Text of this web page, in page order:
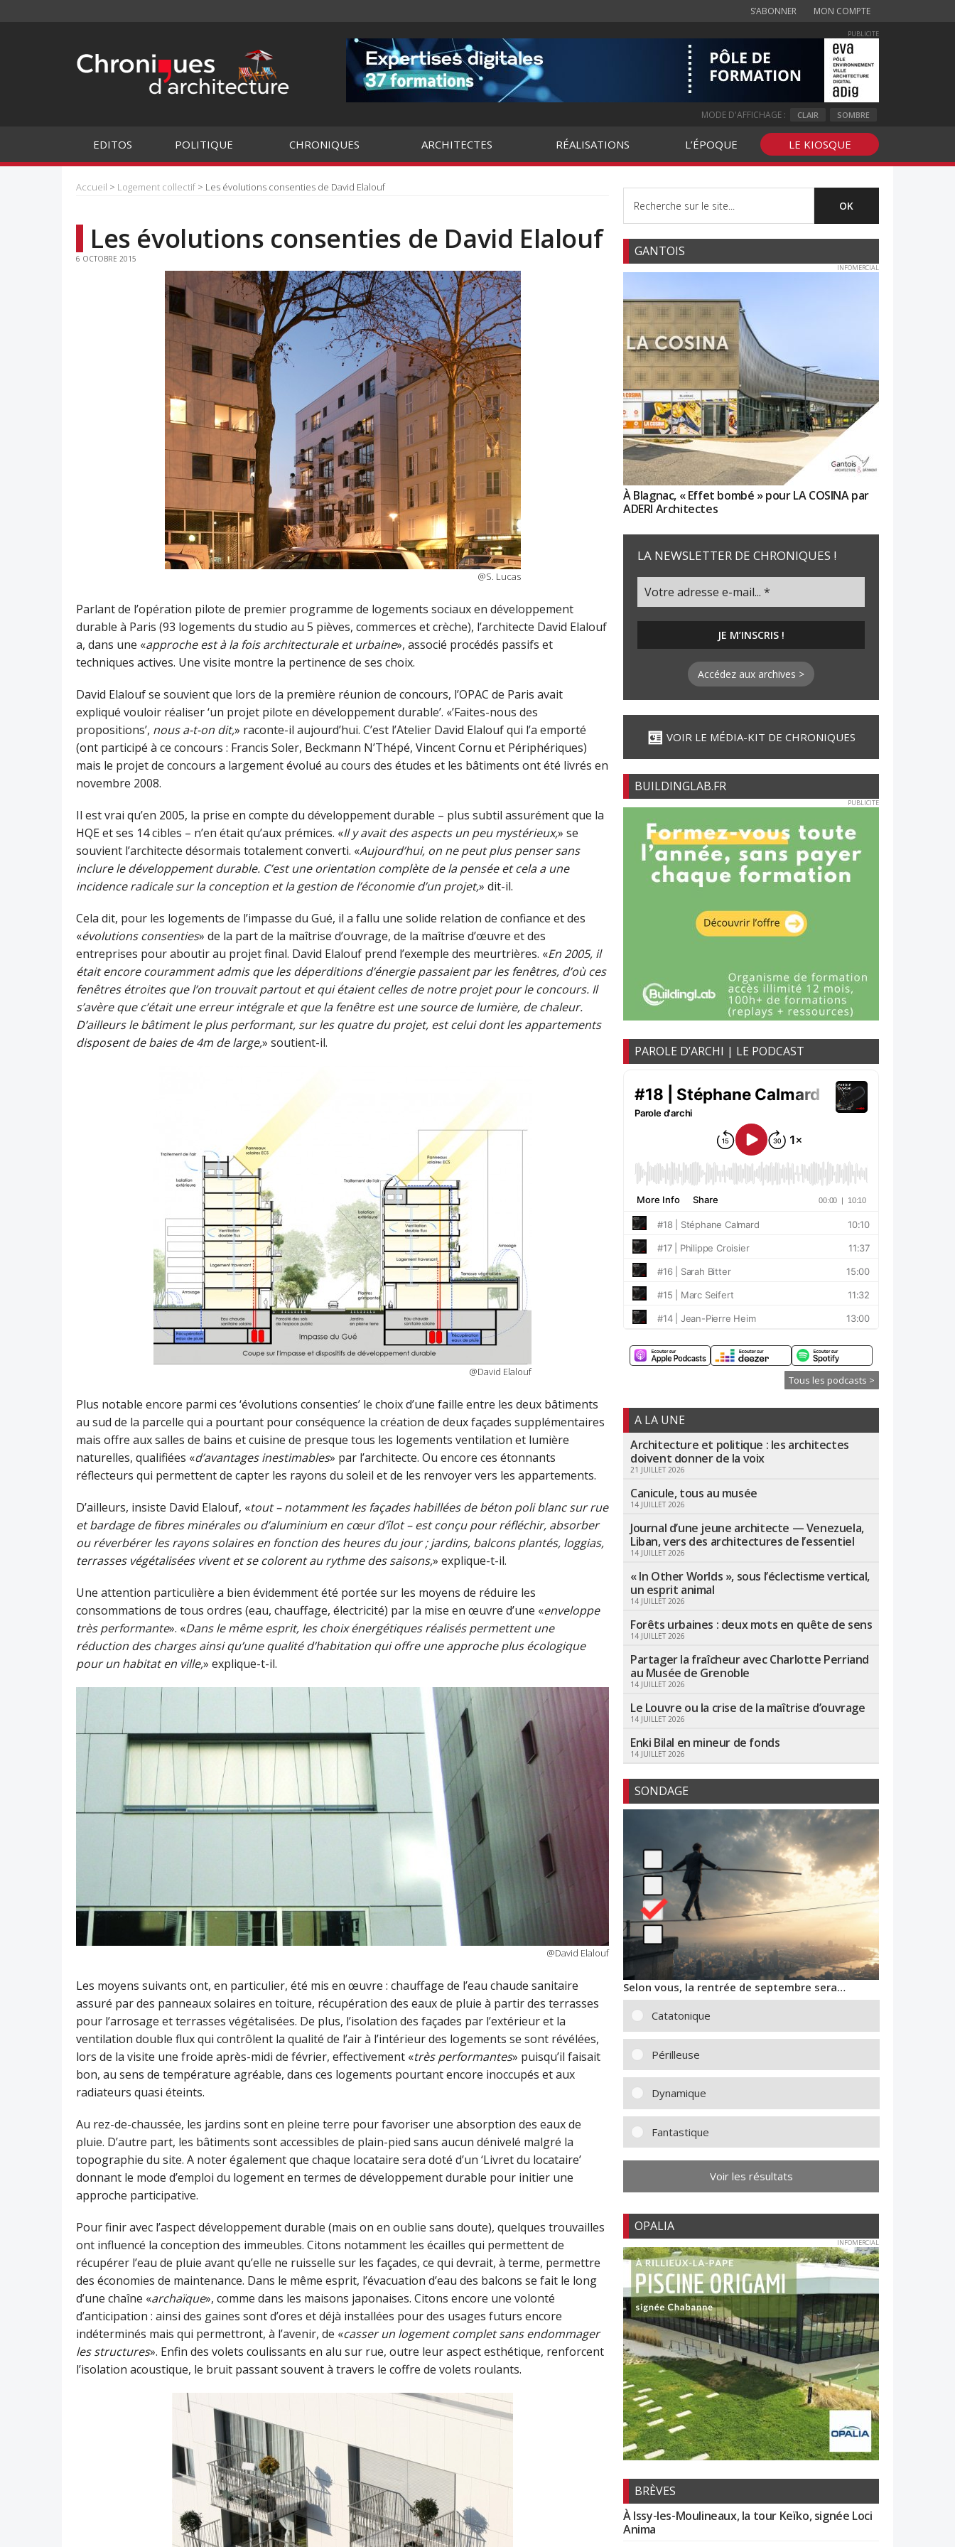
S’ABONNER MON COMPTE
PUBLICITE
MODE D'AFFICHAGE : CLAIR SOMBRE
EDITOS POLITIQUE CHRONIQUES ARCHITECTES RÉALISATIONS L’ÉPOQUE LE KIOSQUE
Accueil > Logement collectif > Les évolutions consenties de David Elalouf
Les évolutions consenties de David Elalouf
6 OCTOBRE 2015
@S. Lucas
Parlant de l’opération pilote de premier programme de logements sociaux en développement
durable à Paris (93 logements du studio au 5 pièves, commerces et crèche), l’architecte David Elalouf
a, dans une «approche est à la fois architecturale et urbaine», associé procédés passifs et
techniques actives. Une visite montre la pertinence de ses choix.
David Elalouf se souvient que lors de la première réunion de concours, l’OPAC de Paris avait
expliqué vouloir réaliser ‘un projet pilote en développement durable’. «’Faites-nous des
propositions’, nous a-t-on dit,» raconte-il aujourd’hui. C’est l’Atelier David Elalouf qui l’a emporté
(ont participé à ce concours : Francis Soler, Beckmann N’Thépé, Vincent Cornu et Périphériques)
mais le projet de concours a largement évolué au cours des études et les bâtiments ont été livrés en
novembre 2008.
Il est vrai qu’en 2005, la prise en compte du développement durable – plus subtil assurément que la
HQE et ses 14 cibles – n’en était qu’aux prémices. «Il y avait des aspects un peu mystérieux,» se
souvient l’architecte désormais totalement converti. «Aujourd’hui, on ne peut plus penser sans
inclure le développement durable. C’est une orientation complète de la pensée et cela a une
incidence radicale sur la conception et la gestion de l’économie d’un projet,» dit-il.
Cela dit, pour les logements de l’impasse du Gué, il a fallu une solide relation de confiance et des
«évolutions consenties» de la part de la maîtrise d’ouvrage, de la maîtrise d’œuvre et des
entreprises pour aboutir au projet final. David Elalouf prend l’exemple des meurtrières. «En 2005, il
était encore couramment admis que les déperditions d’énergie passaient par les fenêtres, d’où ces
fenêtres étroites que l’on trouvait partout et qui étaient celles de notre projet pour le concours. Il
s’avère que c’était une erreur intégrale et que la fenêtre est une source de lumière, de chaleur.
D’ailleurs le bâtiment le plus performant, sur les quatre du projet, est celui dont les appartements
disposent de baies de 4m de large,» soutient-il.
@David Elalouf
Plus notable encore parmi ces ‘évolutions consenties’ le choix d’une faille entre les deux bâtiments
au sud de la parcelle qui a pourtant pour conséquence la création de deux façades supplémentaires
mais offre aux salles de bains et cuisine de presque tous les logements ventilation et lumière
naturelles, qualifiées «d’avantages inestimables» par l’architecte. Ou encore ces étonnants
réflecteurs qui permettent de capter les rayons du soleil et de les renvoyer vers les appartements.
D’ailleurs, insiste David Elalouf, «tout – notamment les façades habillées de béton poli blanc sur rue
et bardage de fibres minérales ou d’aluminium en cœur d’îlot – est conçu pour réfléchir, absorber
ou réverbérer les rayons solaires en fonction des heures du jour ; jardins, balcons plantés, loggias,
terrasses végétalisées vivent et se colorent au rythme des saisons,» explique-t-il.
Une attention particulière a bien évidemment été portée sur les moyens de réduire les
consommations de tous ordres (eau, chauffage, électricité) par la mise en œuvre d’une «enveloppe
très performante». «Dans le même esprit, les choix énergétiques réalisés permettent une
réduction des charges ainsi qu’une qualité d’habitation qui offre une approche plus écologique
pour un habitat en ville,» explique-t-il.
@David Elalouf
Les moyens suivants ont, en particulier, été mis en œuvre : chauffage de l’eau chaude sanitaire
assuré par des panneaux solaires en toiture, récupération des eaux de pluie à partir des terrasses
pour l’arrosage et terrasses végétalisées. De plus, l’isolation des façades par l’extérieur et la
ventilation double flux qui contrôlent la qualité de l’air à l’intérieur des logements se sont révélées,
lors de la visite une froide après-midi de février, effectivement «très performantes» puisqu’il faisait
bon, au sens de température agréable, dans ces logements pourtant encore inoccupés et aux
radiateurs quasi éteints.
Au rez-de-chaussée, les jardins sont en pleine terre pour favoriser une absorption des eaux de
pluie. D’autre part, les bâtiments sont accessibles de plain-pied sans aucun dénivelé malgré la
topographie du site. A noter également que chaque locataire sera doté d’un ‘Livret du locataire’
donnant le mode d’emploi du logement en termes de développement durable pour initier une
approche participative.
Pour finir avec l’aspect développement durable (mais on en oublie sans doute), quelques trouvailles
ont influencé la conception des immeubles. Citons notamment les écailles qui permettent de
récupérer l’eau de pluie avant qu’elle ne ruisselle sur les façades, ce qui devrait, à terme, permettre
des économies de maintenance. Dans le même esprit, l’évacuation d’eau des balcons se fait le long
d’une chaîne «archaïque», comme dans les maisons japonaises. Citons encore une volonté
d’anticipation : ainsi des gaines sont d’ores et déjà installées pour des usages futurs encore
indéterminés mais qui permettront, à l’avenir, de «casser un logement complet sans endommager
les structures». Enfin des volets coulissants en alu sur rue, outre leur aspect esthétique, renforcent
l’isolation acoustique, le bruit passant souvent à travers le coffre de volets roulants.
GANTOIS
INFOMERCIAL
À Blagnac, « Effet bombé » pour LA COSINA par
ADERI Architectes
LA NEWSLETTER DE CHRONIQUES !
Accédez aux archives >
VOIR LE MÉDIA-KIT DE CHRONIQUES
BUILDINGLAB.FR
PUBLICITE
PAROLE D’ARCHI | LE PODCAST
Tous les podcasts >
A LA UNE
Architecture et politique : les architectes
doivent donner de la voix
21 JUILLET 2026
Canicule, tous au musée
14 JUILLET 2026
Journal d’une jeune architecte — Venezuela,
Liban, vers des architectures de l’essentiel
14 JUILLET 2026
« In Other Worlds », sous l’éclectisme vertical,
un esprit animal
14 JUILLET 2026
Forêts urbaines : deux mots en quête de sens
14 JUILLET 2026
Partager la fraîcheur avec Charlotte Perriand
au Musée de Grenoble
14 JUILLET 2026
Le Louvre ou la crise de la maîtrise d’ouvrage
14 JUILLET 2026
Enki Bilal en mineur de fonds
14 JUILLET 2026
SONDAGE
Selon vous, la rentrée de septembre sera…
Catatonique
Périlleuse
Dynamique
Fantastique
Voir les résultats
OPALIA
INFOMERCIAL
BRÈVES
À Issy-les-Moulineaux, la tour Keïko, signée Loci
Anima